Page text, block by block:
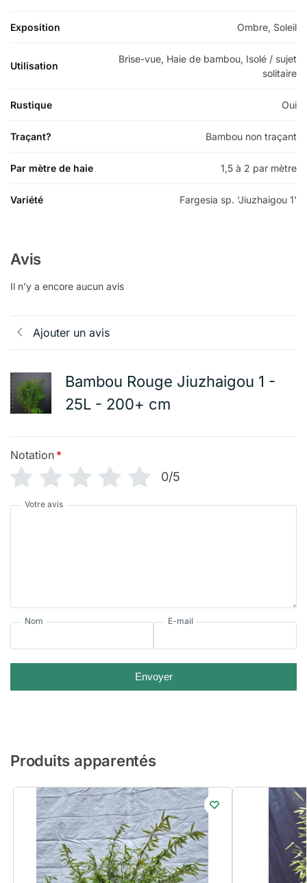
Exposition Ombre, Soleil
Utilisation
Brise-vue, Haie de bambou, Isolé / sujet
solitaire
Rustique Oui
Traçant? Bambou non traçant
Par mètre de haie 1,5 à 2 par mètre
Variété Fargesia sp. 'Jiuzhaigou 1'
Avis
Il n’y a encore aucun avis
Ajouter un avis
Bambou Rouge Jiuzhaigou 1 -
25L - 200+ cm
Notation *
0/5
Votre avis
Nom E-mail
Envoyer
Produits apparentés